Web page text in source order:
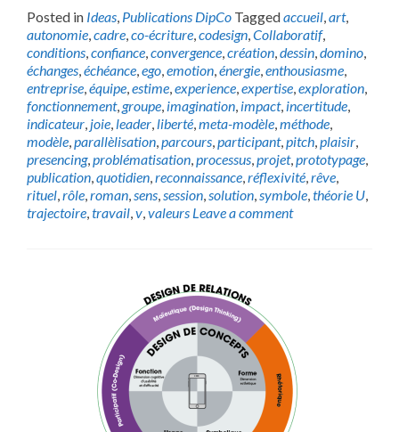
Posted in Ideas, Publications DipCo Taggedaccueil,art,
autonomie,cadre,co-écriture,codesign,Collaboratif,
conditions,confiance,convergence,création,dessin,domino,
échanges,échéance,ego,emotion,énergie,enthousiasme,
entreprise,équipe,estime,experience,expertise,exploration,
fonctionnement,groupe, imagination, impact, incertitude,
indicateur, joie, leader, liberté,meta-modèle,méthode,
modèle,parallèlisation,parcours,participant,pitch,plaisir,
presencing,problématisation,processus,projet,prototypage,
publication,quotidien,reconnaissance,réflexivité,rêve,
rituel,rôle,roman,sens,session,solution,symbole,théorie U,
trajectoire,travail,v,valeurs Leave a comment